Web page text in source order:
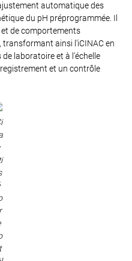
automatique des
du pH préprogrammée. Il
de comportements
ainsi l'iCINAC en
laboratoire et à l'échelle
et un contrôle